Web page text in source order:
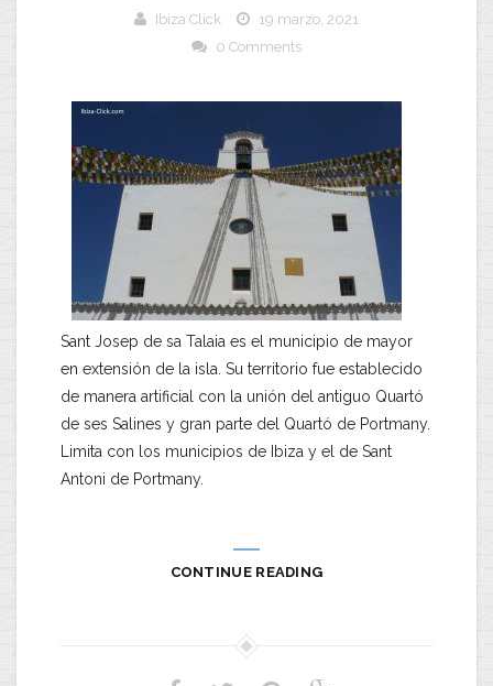
Ibiza Click
19 marzo, 2021
0 Comments
Sant Josep de sa Talaia es el municipio de mayor
en extensión de la isla. Su territorio fue establecido
de manera artificial con la unión del antiguo Quartó
de ses Salines y gran parte del Quartó de Portmany.
Limita con los municipios de Ibiza y el de Sant
Antoni de Portmany.
CONTINUE READING